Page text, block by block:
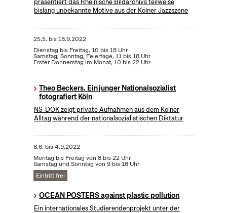
präsentiert das Rheinische Bildarchivs teilweise
bislang unbekannte Motive aus der Kölner Jazzszene
25.5. bis18.9.2022
Dienstag bis Freitag, 10 bis 18 Uhr
Samstag, Sonntag, Feiertage, 11 bis 18 Uhr
Erster Donnerstag im Monat, 10 bis 22 Uhr
Theo Beckers. Ein junger Nationalsozialist
fotografiert Köln
NS-DOK zeigt private Aufnahmen aus dem Kölner
Alltag während der nationalsozialistischen Diktatur
8.6. bis4.9.2022
Montag bis Freitag von 8 bis 22 Uhr
Samstag und Sonntag von 9 bis 18 Uhr
Eintritt frei
OCEAN POSTERS against plastic pollution
Ein internationales Studierendenprojekt unter der